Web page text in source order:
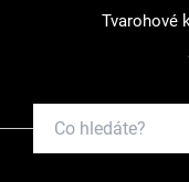
Tvarohové